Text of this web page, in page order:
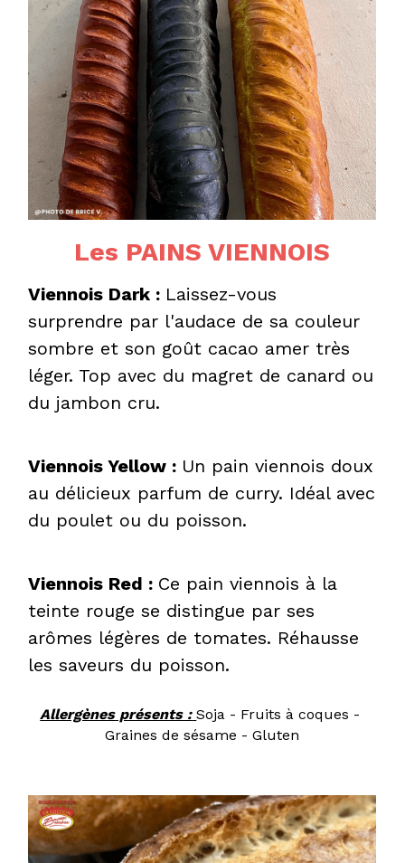
Les PAINS VIENNOIS
Viennois Dark : Laissez-vous
surprendre par l'audace de sa couleur
sombre et son goût cacao amer très
léger. Top avec du magret de canard ou
du jambon cru.
Viennois Yellow : Un pain viennois doux
au délicieux parfum de curry. Idéal avec
du poulet ou du poisson.
Viennois Red : Ce pain viennois à la
teinte rouge se distingue par ses
arômes légères de tomates. Réhausse
les saveurs du poisson.
Allergènes présents : Soja - Fruits à coques -
Graines de sésame - Gluten